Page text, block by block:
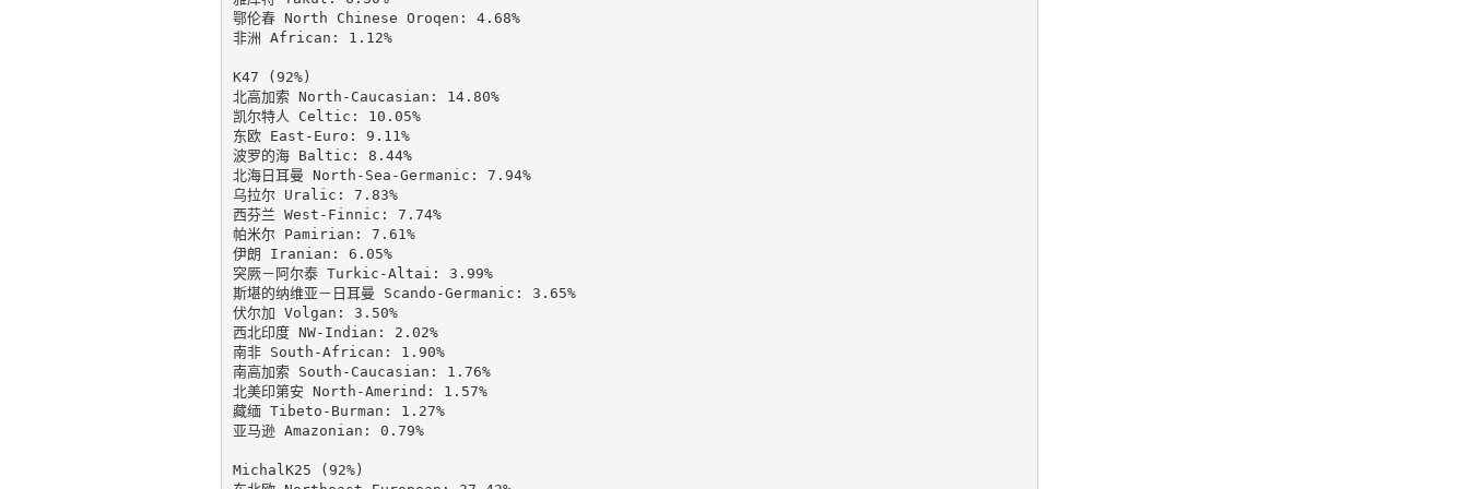
鄂伦春 North Chinese Oroqen: 4.68%
非洲 African: 1.12%
K47 (92%)
北高加索 North-Caucasian: 14.80%
凯尔特人 Celtic: 10.05%
东欧 East-Euro: 9.11%
波罗的海 Baltic: 8.44%
北海日耳曼 North-Sea-Germanic: 7.94%
乌拉尔 Uralic: 7.83%
西芬兰 West-Finnic: 7.74%
帕米尔 Pamirian: 7.61%
伊朗 Iranian: 6.05%
突厥－阿尔泰 Turkic-Altai: 3.99%
斯堪的纳维亚－日耳曼 Scando-Germanic: 3.65%
伏尔加 Volgan: 3.50%
西北印度 NW-Indian: 2.02%
南非 South-African: 1.90%
南高加索 South-Caucasian: 1.76%
北美印第安 North-Amerind: 1.57%
藏缅 Tibeto-Burman: 1.27%
亚马逊 Amazonian: 0.79%
MichalK25 (92%)